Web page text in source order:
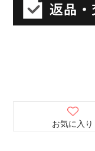
お気に入り